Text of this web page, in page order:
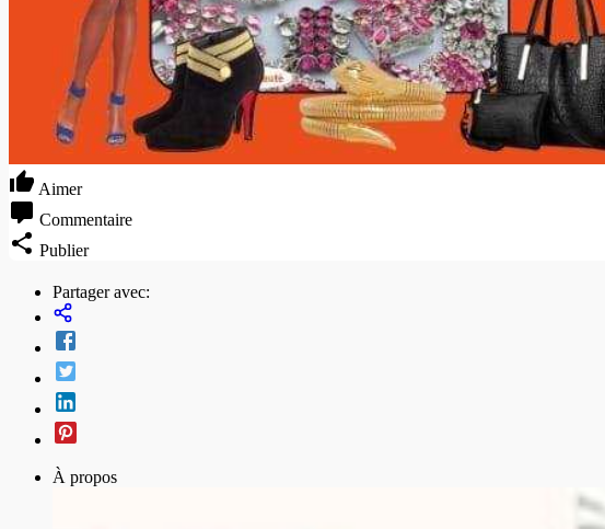
Aimer
Commentaire
Publier
Partager avec:
À propos